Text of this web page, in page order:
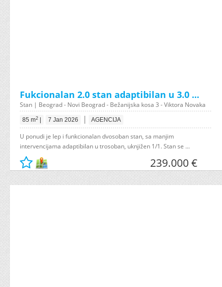
Fukcionalan 2.0 stan adaptibilan u 3.0 ...
Stan | Beograd - Novi Beograd - Bežanijska kosa 3 - Viktora Novaka
85 m2 7 Jan 2026 | AGENCIJA
U ponudi je lep i funkcionalan dvosoban stan, sa manjim
intervencijama adaptibilan u trosoban, uknjižen 1/1. Stan se ...
239.000 €